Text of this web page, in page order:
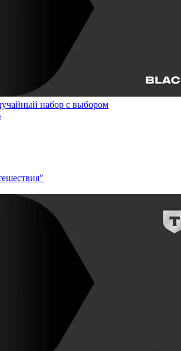
набор с выбором